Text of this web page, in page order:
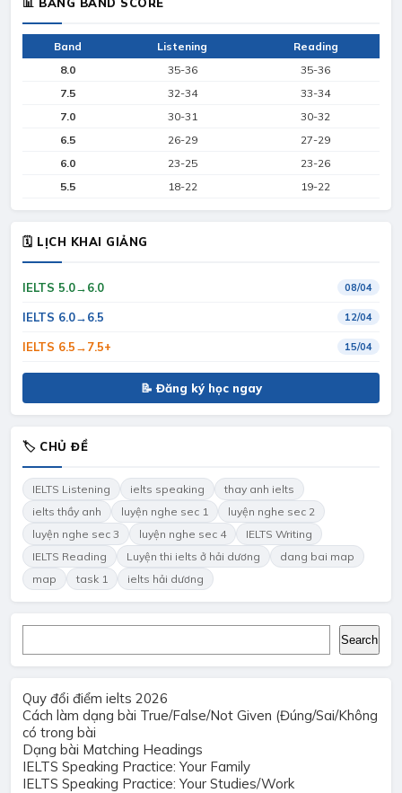
Band Listening
Reading
8.0
35-36
35-36
7.5
32-34
33-34
7.0
30-31
30-32
6.5
26-29
27-29
6.0
23-25
23-26
5.5
18-22 19-22
🗓 LỊCH KHAI GIẢNG
IELTS 5.0→6.0 08/04
IELTS 6.0→6.5 12/04
IELTS 6.5→7.5+ 15/04
📝 Đăng ký học ngay
🏷 CHỦ ĐỀ
IELTS Listening ielts speaking
thay anh ielts
ielts thầy anh
luyện nghe sec 1
luyện nghe sec 2
luyện nghe sec 3
luyện nghe sec 4
IELTS Writing
IELTS Reading
Luyện thi ielts ở hải dương
dang bai map
map
task 1 ielts hải dương
Search
Quy đổi điểm ielts 2026
Cách làm dạng bài True/False/Not Given (Đúng/Sai/Không
có trong bài
Dạng bài Matching Headings
IELTS Speaking Practice: Your Family
IELTS Speaking Practice: Your Studies/Work